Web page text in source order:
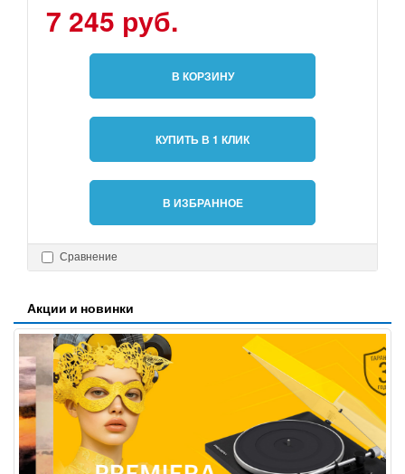
7 245 руб.
В КОРЗИНУ
КУПИТЬ В 1 КЛИК
В ИЗБРАННОЕ
Сравнение
Акции и новинки